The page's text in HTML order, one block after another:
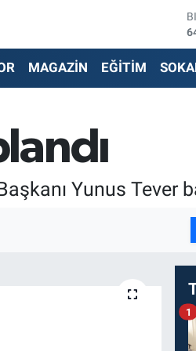
MAGAZİN EĞİTİM
Yunus Tever
1